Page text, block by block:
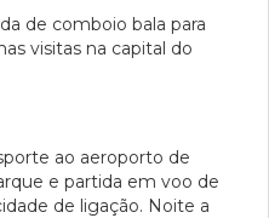
de comboio bala para
visitas na capital do
ao aeroporto de
e partida em voo de
de ligação. Noite a